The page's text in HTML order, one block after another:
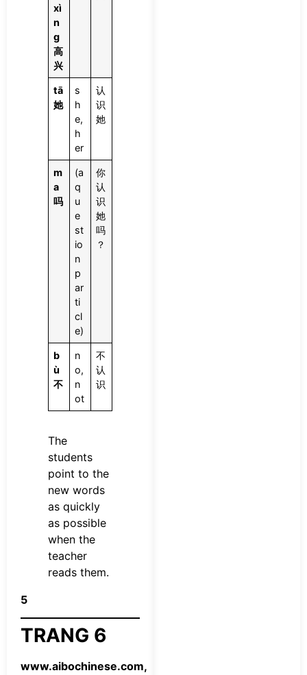
xì
n
g
高
兴
tā
她
s
h
e,
h
er
认
识
她
m
a
吗
(a
q
u
e
st
io
n
p
ar
ti
cl
e)
你
认
识
她
吗
？
b
ù
不
n
o,
n
ot
不
认
识
The
students
point to the
new words
as quickly
as possible
when the
teacher
reads them.
5
TRANG 6
www.aibochinese.com,